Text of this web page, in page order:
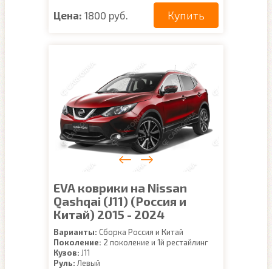
Цена: 1800 руб. Купить
EVA коврики на Nissan
Qashqai (J11) (Россия и
Китай) 2015 - 2024
Варианты: Сборка Россия и Китай
Поколение: 2 поколение и 1й рестайлинг
Кузов: J11
Руль: Левый